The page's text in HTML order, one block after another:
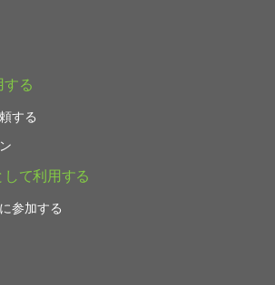
る
する
て利用する
参加する